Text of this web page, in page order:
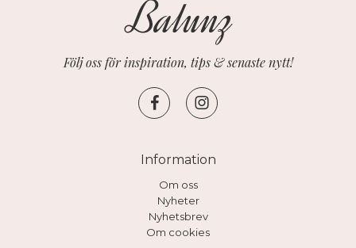
Följ oss för inspiration, tips & senaste nytt!
Information
Om oss
Nyheter
Nyhetsbrev
Om cookies